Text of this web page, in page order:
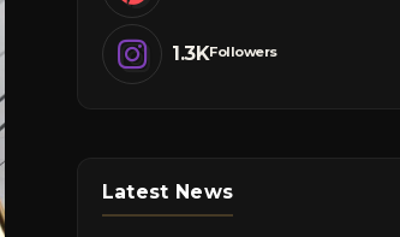
1.3KFollowers
Latest News